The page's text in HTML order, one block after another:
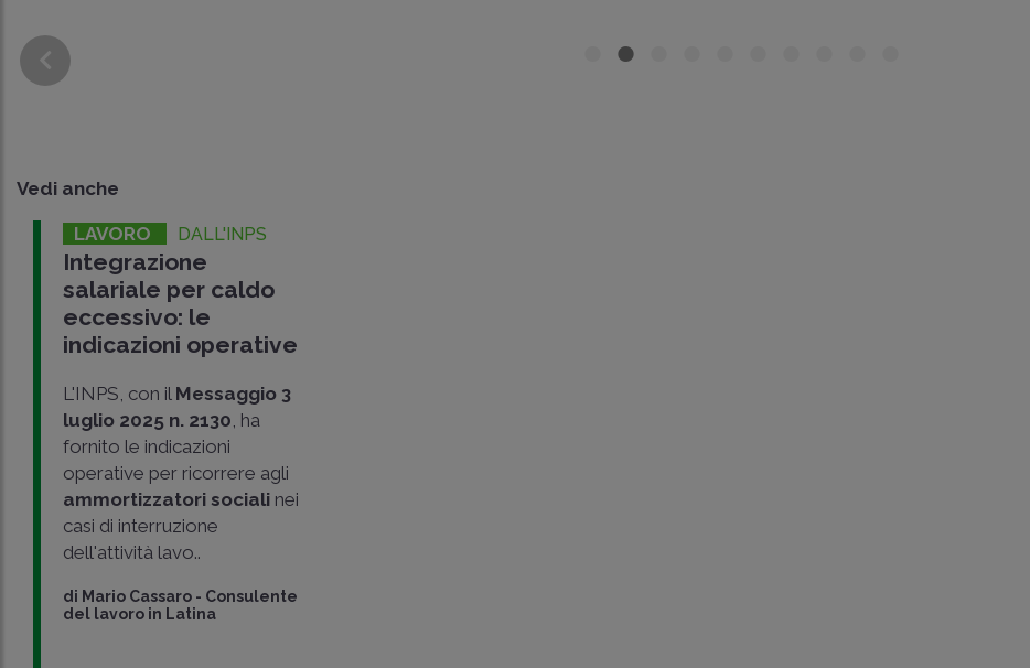
Vedi anche
LAVORO DALL'INPS
Integrazione
salariale per caldo
eccessivo: le
indicazioni operative
L'INPS, con il Messaggio 3
luglio 2025 n. 2130 , ha
fornito le indicazioni
operative per ricorrere agli
ammortizzatori sociali nei
casi di interruzione
dell'attività lavo..
di Mario Cassaro - Consulente
del lavoro in Latina